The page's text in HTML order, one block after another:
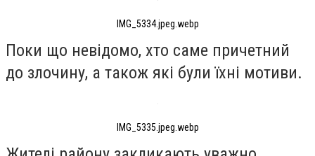
IMG_5334.jpeg.webp
Поки що невідомо, хто саме причетний
до злочину, а також які були їхні мотиви.
IMG_5335.jpeg.webp